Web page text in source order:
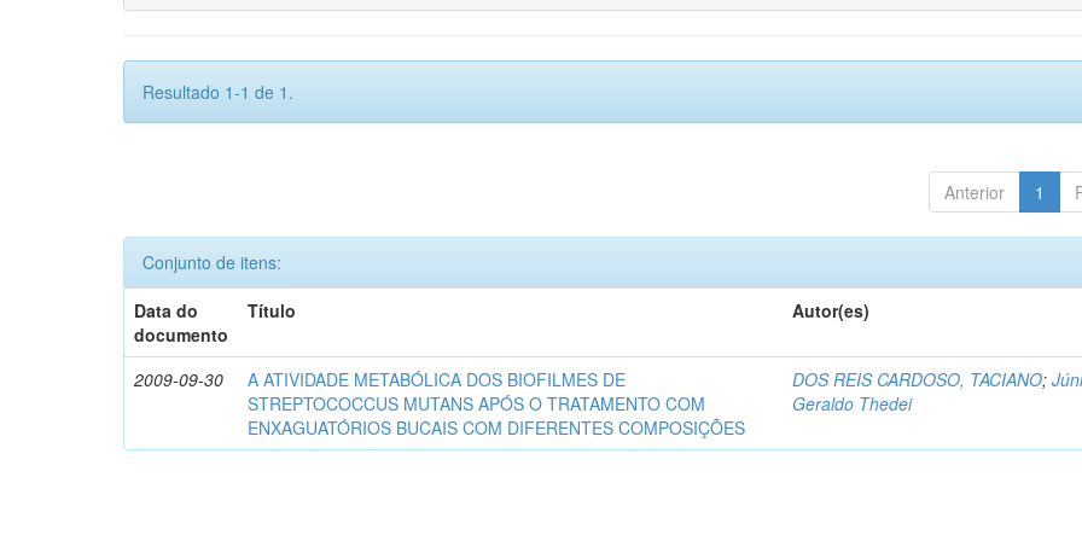
Resultado 1-1 de 1.
Anterior 1
Conjunto de itens:
Data do
documento
Título Autor(es)
2009-09-30
A ATIVIDADE METABÓLICA DOS BIOFILMES DE
STREPTOCOCCUS MUTANS APÓS O TRATAMENTO COM
ENXAGUATÓRIOS BUCAIS COM DIFERENTES COMPOSIÇÕES
DOS REIS CARDOSO, TACIANO;
Geraldo Thedei